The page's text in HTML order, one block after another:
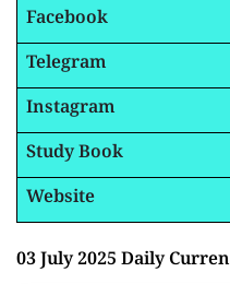
Facebook
Telegram
Instagram
Study Book
Website
03 July 2025 Daily